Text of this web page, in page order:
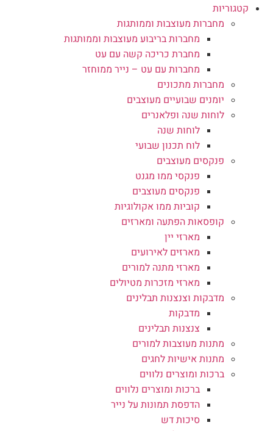
קטגוריות
מחברות מעוצבות וממותגות
מחברות בריבוע מעוצבות וממותגות
מחברת כריכה קשה עם עט
מחברות עם עט – נייר ממוחזר
מחברות מתכונים
יומנים שבועיים מעוצבים
לוחות שנה ופלאנרים
לוחות שנה
לוח תכנון שבועי
פנקסים מעוצבים
פנקסי ממו מגנט
פנקסים מעוצבים
קוביות ממו אקולוגיות
קופסאות הפתעה ומארזים
מארזי יין
מארזים לאירועים
מארזי מתנה למורים
מארזי מזכרות מטיולים
מדבקות וצנצנות תבלינים
מדבקות
צנצנות תבלינים
מתנות מעוצבות למורים
מתנות אישיות לחגים
ברכות ומוצרים נלווים
ברכות ומוצרים נלווים
הדפסת תמונות על נייר
סיכות דש